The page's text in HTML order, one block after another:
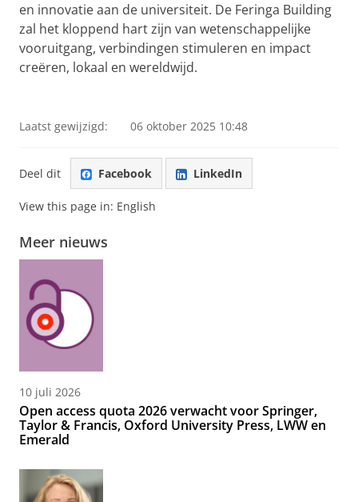
en innovatie aan de universiteit. De Feringa Building
zal het kloppend hart zijn van wetenschappelijke
vooruitgang, verbindingen stimuleren en impact
creëren, lokaal en wereldwijd.
Eerder opgenomen videoimpressie van de Feringa
Laatst gewijzigd: 06 oktober 2025 10:48
Deel dit Facebook LinkedIn
View this page in: English
Meer nieuws
10 juli 2026
Open access quota 2026 verwacht voor Springer,
Taylor & Francis, Oxford University Press, LWW en
Emerald